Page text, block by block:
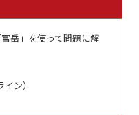
岳」を使って問題に解
ン）